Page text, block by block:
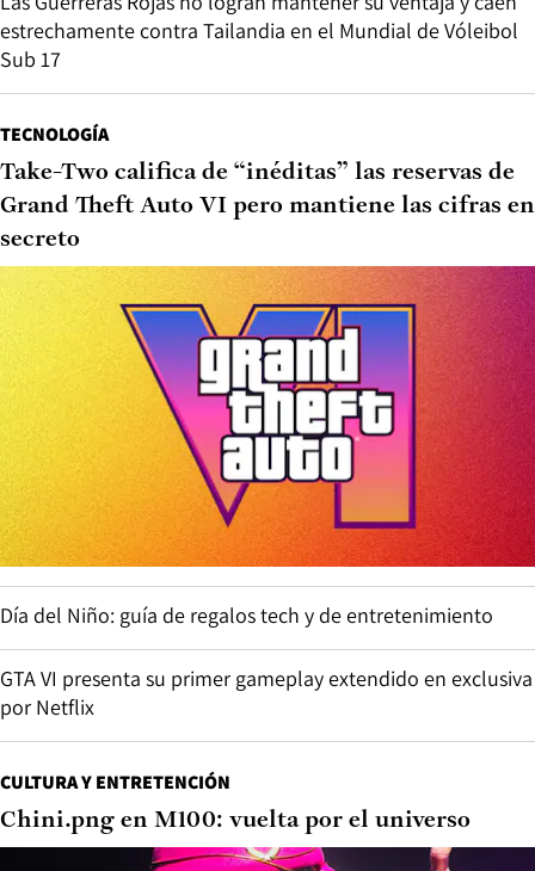
estrechamente contra Tailandia en el Mundial de Vóleibol
Sub 17
TECNOLOGÍA
Take-Two califica de “inéditas” las reservas de
Grand Theft Auto VI pero mantiene las cifras en
secreto
Día del Niño: guía de regalos tech y de entretenimiento
GTA VI presenta su primer gameplay extendido en exclusiva
por Netflix
CULTURA Y ENTRETENCIÓN
Chini.png en M100: vuelta por el universo